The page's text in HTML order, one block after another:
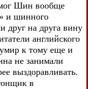
Шин вообще
и шинного
друг на друга вину
английского
к тому еще и
не занимали
выздоравливать.
в